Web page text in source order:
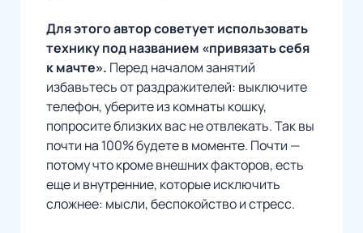
Для этого автор советует использовать
технику под названием «привязать себя
к мачте». Перед началом занятий
избавьтесь от раздражителей: выключите
телефон, уберите из комнаты кошку,
попросите близких вас не отвлекать. Так вы
почти на 100% будете в моменте. Почти —
потому что кроме внешних факторов, есть
еще и внутренние, которые исключить
сложнее: мысли, беспокойство и стресс.